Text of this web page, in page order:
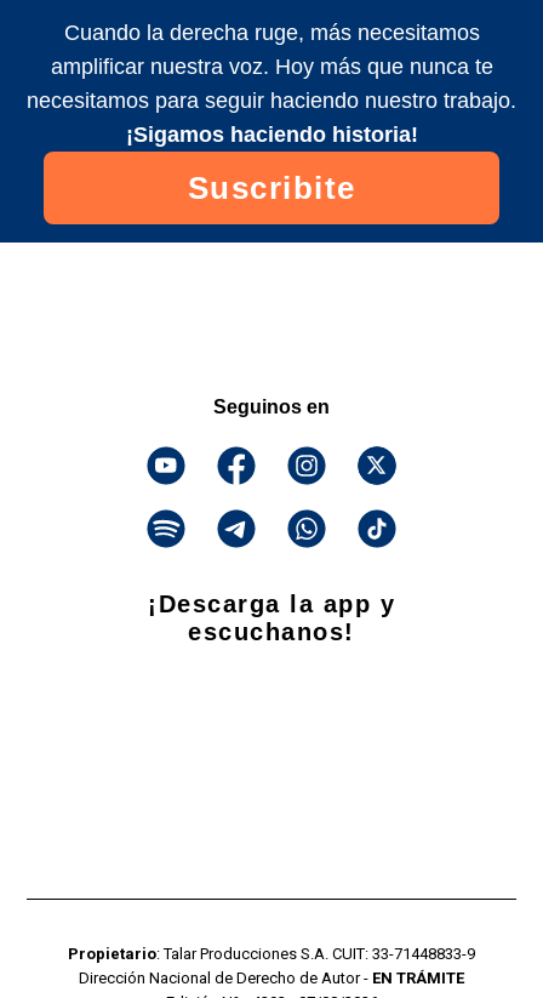
Cuando la derecha ruge, más necesitamos
amplificar nuestra voz. Hoy más que nunca te
necesitamos para seguir haciendo nuestro trabajo.
¡Sigamos haciendo historia!
Suscribite
Seguinos en
¡Descarga la app y
escuchanos!
Propietario: Talar Producciones S.A. CUIT: 33-71448833-9
Dirección Nacional de Derecho de Autor - EN TRÁMITE